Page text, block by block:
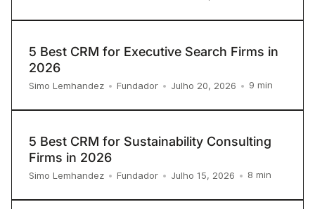
5 Best CRM for Executive Search Firms in
2026
Simo Lemhandez • Fundador • Julho 20, 2026 • 9 min
5 Best CRM for Sustainability Consulting
Firms in 2026
Simo Lemhandez • Fundador • Julho 15, 2026 • 8 min